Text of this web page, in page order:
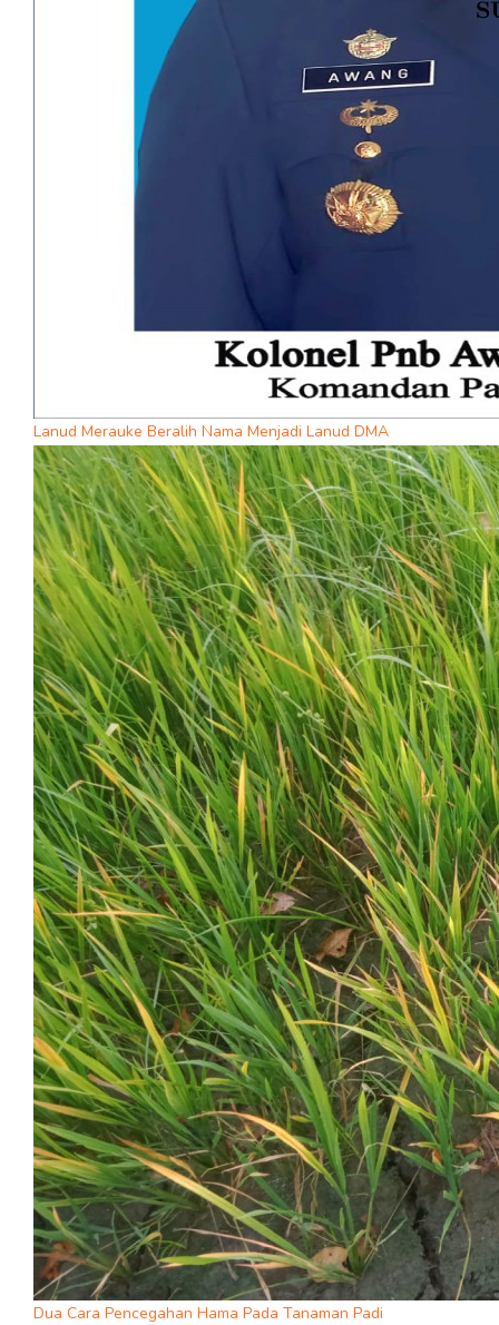
Lanud Merauke Beralih Nama Menjadi Lanud DMA
Dua Cara Pencegahan Hama Pada Tanaman Padi